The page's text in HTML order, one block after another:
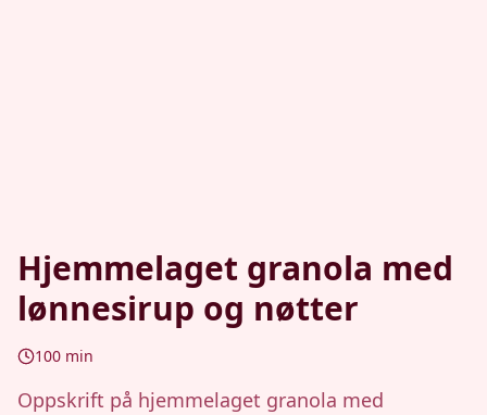
Hjemmelaget granola med
lønnesirup og nøtter
100 min
Oppskrift på hjemmelaget granola med